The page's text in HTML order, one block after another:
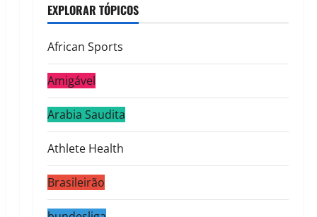
EXPLORAR TÓPICOS
African Sports
Amigável
Arabia Saudita
Athlete Health
Brasileirão